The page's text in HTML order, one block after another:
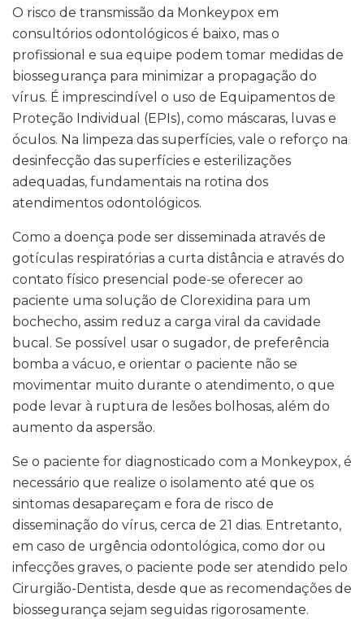
O risco de transmissão da Monkeypox em
consultórios odontológicos é baixo, mas o
profissional e sua equipe podem tomar medidas de
biossegurança para minimizar a propagação do
vírus. É imprescindível o uso de Equipamentos de
Proteção Individual (EPIs), como máscaras, luvas e
óculos. Na limpeza das superfícies, vale o reforço na
desinfecção das superfícies e esterilizações
adequadas, fundamentais na rotina dos
atendimentos odontológicos.
Como a doença pode ser disseminada através de
gotículas respiratórias a curta distância e através do
contato físico presencial pode-se oferecer ao
paciente uma solução de Clorexidina para um
bochecho, assim reduz a carga viral da cavidade
bucal. Se possível usar o sugador, de preferência
bomba a vácuo, e orientar o paciente não se
movimentar muito durante o atendimento, o que
pode levar à ruptura de lesões bolhosas, além do
aumento da aspersão.
Se o paciente for diagnosticado com a Monkeypox, é
necessário que realize o isolamento até que os
sintomas desapareçam e fora de risco de
disseminação do vírus, cerca de 21 dias. Entretanto,
em caso de urgência odontológica, como dor ou
infecções graves, o paciente pode ser atendido pelo
Cirurgião-Dentista, desde que as recomendações de
biossegurança sejam seguidas rigorosamente.